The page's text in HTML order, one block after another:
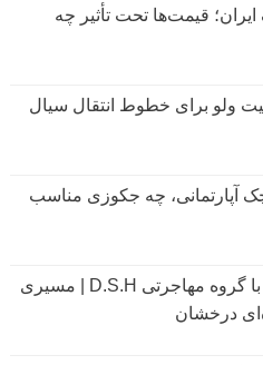
ایران؛ قیمت‌ها تحت تأثیر چه
ولو برای خطوط انتقال سیال
آپارتمانی، چه جکوزی مناسب
مهاجرت به آلمان با گروه مهاجرتی D.S.H | مسیری
درخشان